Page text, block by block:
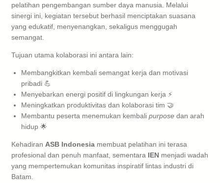
pelatihan pengembangan sumber daya manusia. Melalui
sinergi ini, kegiatan tersebut berhasil menciptakan suasana
yang edukatif, menyenangkan, sekaligus menggugah
semangat.
Tujuan utama kolaborasi ini antara lain:
Membangkitkan kembali semangat kerja dan motivasi
pribadi 💪
Menyebarkan energi positif di lingkungan kerja ⚡
Meningkatkan produktivitas dan kolaborasi tim 🤝
Membantu peserta menemukan kembali purpose dan arah
hidup 🌟
Kehadiran ASB Indonesia membuat pelatihan ini terasa
profesional dan penuh manfaat, sementara IEN menjadi wadah
yang mempertemukan komunitas inspiratif lintas industri di
Batam.